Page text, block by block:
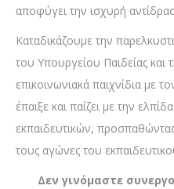
αποφύγει την ισχυρή
Καταδικάζουμε την
του Υπουργείου Παιδείας και
επικοινωνιακά παιχνίδια με
έπαιξε και παίζει με την
εκπαιδευτικών,
τους αγώνες του
Δεν γινόμαστε